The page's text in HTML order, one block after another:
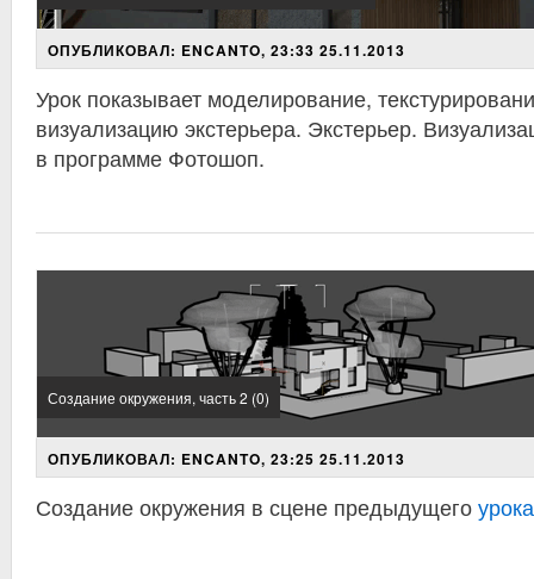
ОПУБЛИКОВАЛ: ENCANTO, 23:33 25.11.2013
Урок показывает моделирование,
визуализацию экстерьера. Экстерьер.
в программе Фотошоп.
Создание окружения, часть 2 (0)
ОПУБЛИКОВАЛ: ENCANTO, 23:25 25.11.2013
Создание окружения в сцене предыдущегоурока